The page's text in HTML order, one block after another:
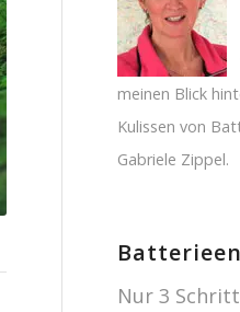
meinen Blick
Kulissen von
Gabriele Zippel.
Nur 3